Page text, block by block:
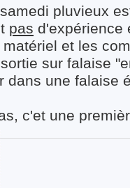
pluvieux
pas d'expérience
et les
sur falaise
dans une falaise
c'et une